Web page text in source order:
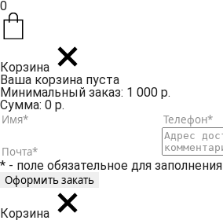
0
Корзина
Ваша корзина пуста
Минимальный заказ: 1 000 р.
Сумма: 0 р.
* - поле обязательное для заполнения
Корзина